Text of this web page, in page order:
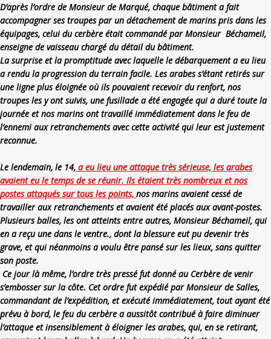
D’après l’ordre de Monsieur de Marqué, chaque bâtiment a fait
accompagner ses troupes par un détachement de marins pris dans les
équipages, celui du cerbère était commandé par Monsieur Béchameil,
enseigne de vaisseau chargé du détail du bâtiment.
La surprise et la promptitude avec laquelle le débarquement a eu lieu
a rendu la progression du terrain facile. Les arabes s’étant retirés sur
une ligne plus éloignée où ils pouvaient recevoir du renfort, nos
troupes les y ont suivis, une fusillade a été engagée qui a duré toute la
journée et nos marins ont travaillé immédiatement dans le feu de
l’ennemi aux retranchements avec cette activité qui leur est justement
reconnue.
Le lendemain, le 14, a eu lieu une attaque très sérieuse, les arabes
avaient eu le temps de se réunir. Ils étaient très nombreux et nos
postes attaqués sur tous les points, nos marins avaient cessé de
travailler aux retranchements et avaient été placés aux avant-postes.
Plusieurs balles, les ont atteints entre autres, Monsieur Béchameil, qui
en a reçu une dans le ventre., dont la blessure eut pu devenir très
grave, et qui néanmoins a voulu être pansé sur les lieux, sans quitter
son poste.
Ce jour là même, l’ordre très pressé fut donné au Cerbère de venir
s’embosser sur la côte. Cet ordre fut expédié par Monsieur de Salles,
commandant de l’expédition, et exécuté immédiatement, tout ayant été
prévu à bord, le feu du cerbère a aussitôt contribué à faire diminuer
l’attaque et insensiblement à éloigner les arabes, qui, en se retirant,